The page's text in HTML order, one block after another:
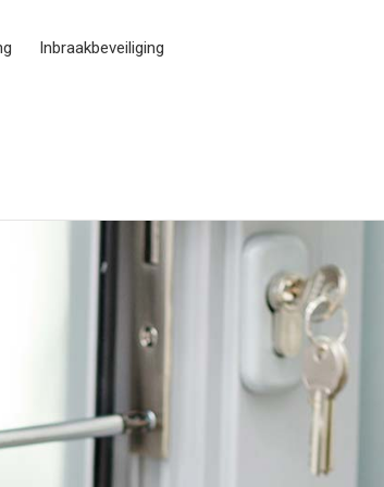
Inbraakbeveiliging